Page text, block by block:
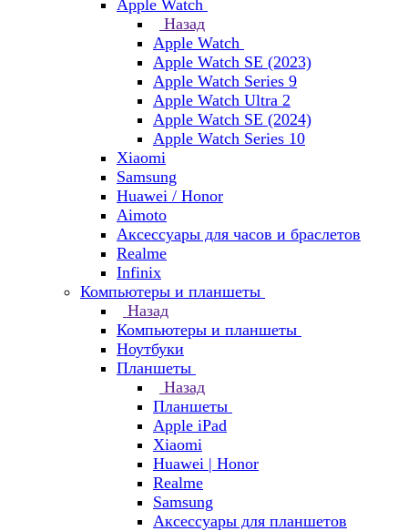
Apple Watch
Назад
Apple Watch
Apple Watch SE (2023)
Apple Watch Series 9
Apple Watch Ultra 2
Apple Watch SE (2024)
Apple Watch Series 10
Xiaomi
Samsung
Huawei / Honor
Aimoto
Аксессуары для часов и браслетов
Realme
Infinix
Компьютеры и планшеты
Назад
Компьютеры и планшеты
Ноутбуки
Планшеты
Назад
Планшеты
Apple iPad
Xiaomi
Huawei | Honor
Realme
Samsung
Аксессуары для планшетов